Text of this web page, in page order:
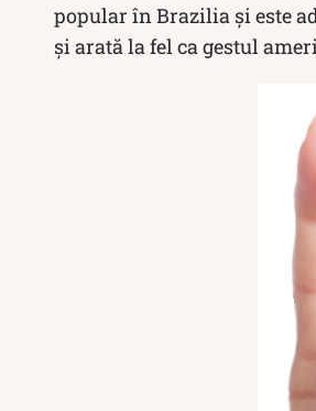
popular în Brazilia și este
și arată la fel ca gestul